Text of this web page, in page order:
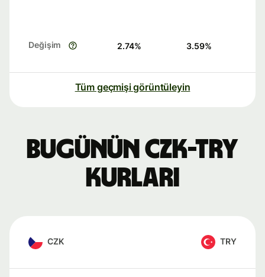
Değişim 2.74% 3.59%
Tüm geçmişi görüntüleyin
Bugünün CZK-TRY
kurları
CZK TRY